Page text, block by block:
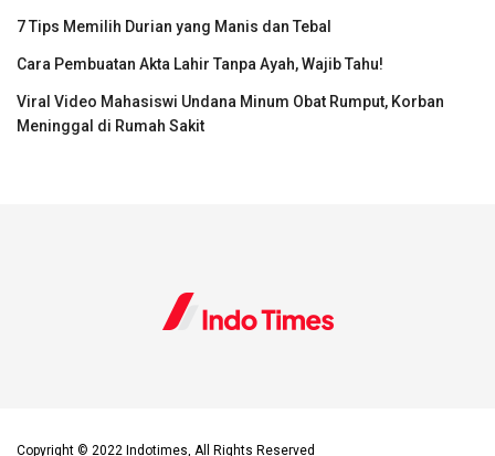
7 Tips Memilih Durian yang Manis dan Tebal
Cara Pembuatan Akta Lahir Tanpa Ayah, Wajib Tahu!
Viral Video Mahasiswi Undana Minum Obat Rumput, Korban
Meninggal di Rumah Sakit
Copyright © 2022 Indotimes, All Rights Reserved